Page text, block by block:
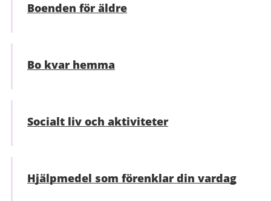
Boenden för äldre
Bo kvar hemma
Socialt liv och aktiviteter
Hjälpmedel som förenklar din vardag